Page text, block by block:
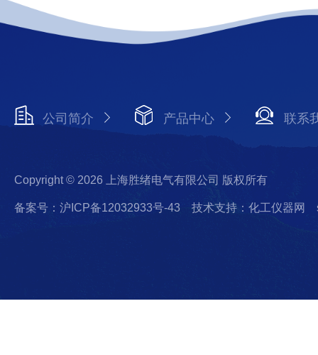
公司简介 产品中心 联系
Copyright © 2026 上海胜绪电气有限公司 版权所有
备案号：沪ICP备12032933号-43 技术支持：化工仪器网